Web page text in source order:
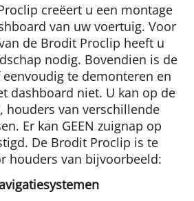
creëert u een montage
van uw voertuig. Voor
de Brodit Proclip heeft u
nodig. Bovendien is de
te demonteren en
dashboard niet. U kan op de
houders van verschillende
Er kan GEEN zuignap op
De Brodit Proclip is te
houders van bijvoorbeeld: